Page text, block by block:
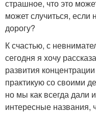
страшное, что это
может случиться, если
дорогу?
К счастью, с
сегодня я хочу
развития
практикую со своими
но мы как всегда дали
интересные названия,